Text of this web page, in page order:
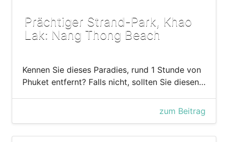
Prächtiger Strand-Park, Khao
Lak: Nang Thong Beach
Kennen Sie dieses Paradies, rund 1 Stunde von
Phuket entfernt? Falls nicht, sollten Sie diesen…
zum Beitrag